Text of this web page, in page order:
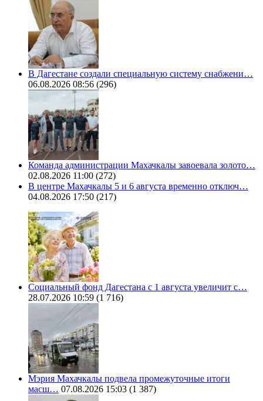
В Дагестане создали специальную систему снабжени…
06.08.2026 08:56 (296)
Команда администрации Махачкалы завоевала золото…
02.08.2026 11:00 (272)
В центре Махачкалы 5 и 6 августа временно отключ…
04.08.2026 17:50 (217)
Социальный фонд Дагестана с 1 августа увеличит с…
28.07.2026 10:59 (1 716)
Мэрия Махачкалы подвела промежуточные итоги
масш… 07.08.2026 15:03 (1 387)